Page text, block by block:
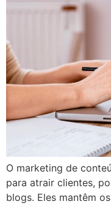
O marketing de
para atrair clientes,
blogs. Eles mantêm